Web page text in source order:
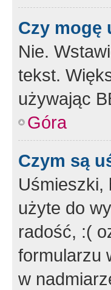
Czy mogę
Nie.
tekst.
używając
Góra
Czym są
Uśmieszki,
użyte do
radość, :(
formularzu
w